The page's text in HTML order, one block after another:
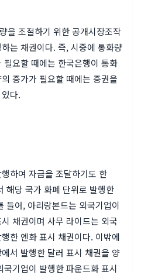
을 조절하기 위한 공개시장조작
는 채권이다. 즉, 시중에 통화량
요할 때에는 한국은행이 통화
증가가 필요할 때에는 증권을
다.
하여 자금을 조달하기도 한
해당 국가 화폐 단위로 발행한
들어, 아리랑본드는 외국기업이
채권이며 사무 라이드는 외국
행한 엔화표시 채권이다. 이밖에
서 발행한 달러 표시 채권을 양
국기업이 발행한 파운드화 표시